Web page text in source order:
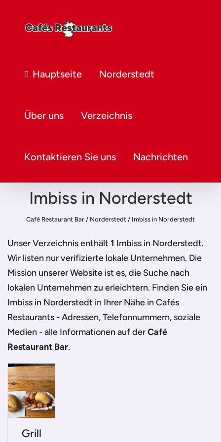
Hauptseite Norderstedt
Über uns Verzeichnis
Kontaktieren Sie uns Nachrichten
Imbiss in Norderstedt
Café Restaurant Bar / Norderstedt / Imbiss in Norderstedt
Unser Verzeichnis enthält1 Imbiss in Norderstedt.
Wir listen nur verifizierte lokale Unternehmen. Die
Mission unserer Website ist es, die Suche nach
lokalen Unternehmen zu erleichtern. Finden Sie ein
Imbiss in Norderstedt in Ihrer Nähe in Cafés
Restaurants - Adressen, Telefonnummern, soziale
Medien - alle Informationen auf derCafé
Restaurant Bar.
Grill